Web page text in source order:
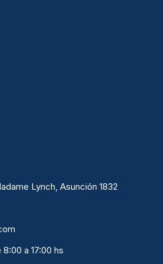
Lynch, Asunción 1832
a 17:00 hs